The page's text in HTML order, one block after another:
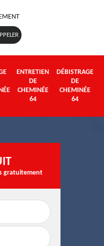
ENTRETIEN
DE
CHEMINÉE
64
DÉBISTRAGE
DE
CHEMINÉE
64
Poseur et pose de
poêle à bois et
gratuitement